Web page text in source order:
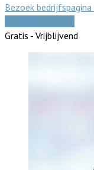
Bezoek bedrijfspagina
Gratis - Vrijblijvend